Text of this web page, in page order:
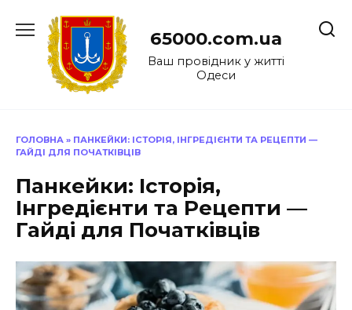
до
65000.com.ua
Ваш провідник у житті
Одеси
ГОЛОВНА » ПАНКЕЙКИ: ІСТОРІЯ, ІНГРЕДІЄНТИ ТА РЕЦЕПТИ —
ГАЙДІ ДЛЯ ПОЧАТКІВЦІВ
Панкейки: Історія,
Інгредієнти та Рецепти —
Гайді для Початківців